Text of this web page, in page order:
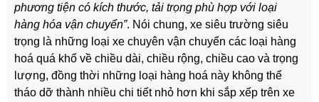
phương tiện có kích thước, tải trọng phù hợp với loại
hàng hóa vận chuyển”. Nói chung, xe siêu trường siêu
trọng là những loại xe chuyên vận chuyển các loại hàng
hoá quá khổ về chiều dài, chiều rộng, chiều cao và trọng
lượng, đồng thời những loại hàng hoá này không thể
tháo dỡ thành nhiều chi tiết nhỏ hơn khi sắp xếp trên xe